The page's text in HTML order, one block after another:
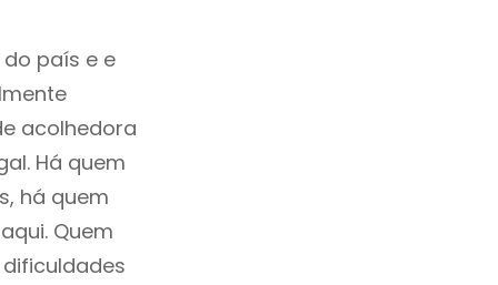
país e e
acolhedora
Há quem
há quem
Quem